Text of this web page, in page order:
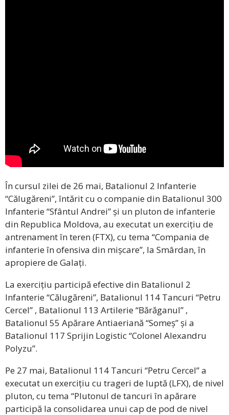
În cursul zilei de 26 mai, Batalionul 2 Infanterie
“Călugăreni”, întărit cu o companie din Batalionul 300
Infanterie “Sfântul Andrei” și un pluton de infanterie
din Republica Moldova, au executat un exercițiu de
antrenament în teren (FTX), cu tema “Compania de
infanterie în ofensiva din mișcare”, la Smârdan, în
apropiere de Galați.
La exercițiu participă efective din Batalionul 2
Infanterie “Călugăreni”, Batalionul 114 Tancuri “Petru
Cercel” , Batalionul 113 Artilerie “Bărăganul” ,
Batalionul 55 Apărare Antiaeriană “Someș” și a
Batalionul 117 Sprijin Logistic “Colonel Alexandru
Polyzu”.
Pe 27 mai, Batalionul 114 Tancuri “Petru Cercel” a
executat un exercițiu cu trageri de luptă (LFX), de nivel
pluton, cu tema “Plutonul de tancuri în apărare
participă la consolidarea unui cap de pod de nivel